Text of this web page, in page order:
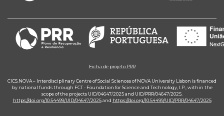
Ficha de projeto PRR
CICS.NOVA – Interdisciplinary Centre of Social Sciences of NOVA University Lisbon is financed
by national funds through FCT - Foundation for Science and Technology, I.P., within the
scope of the projects UID/04647/2025 and UID/PRR/04647/2025.
https://doi.org/10.54499/UID/04647/2025and https://doi.org/10.54499/UID/PRR/04647/2025